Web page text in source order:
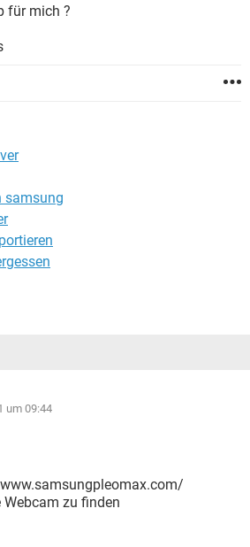
TIKTOK
für mich ?
samsung
um 09:44
zu finden